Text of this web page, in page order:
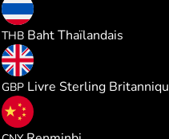
THB Baht Thaïlandais
GBP Livre Sterling